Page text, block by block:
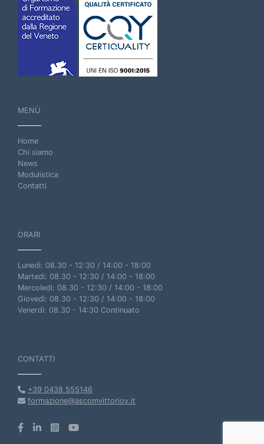
MENÙ
Home
Chi siamo
News
Modulistica
Contatti
ORARI
Lunedì: 08.30 - 12:30 / 14:00 - 18:00
Martedì: 08.30 - 12:30 / 14:00 - 18:00
Mercoledì: 08.30 - 12:30 / 14:00 - 18:00
Giovedì: 08.30 - 12:30 / 14:00 - 18:00
Venerdì: 08.30 - 14:30 Continuato
CONTATTI
+39 0438 555146
formazione@ascomvittoriov.it